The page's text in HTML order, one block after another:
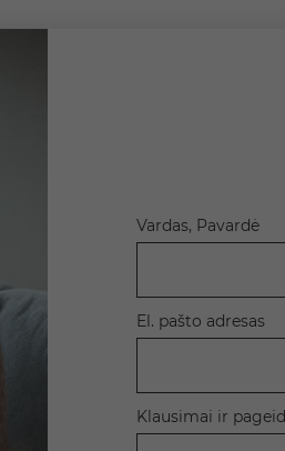
Vardas, Pavardė
El. pašto adresas
Klausimai ir